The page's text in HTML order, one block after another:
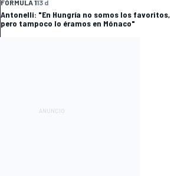
FÓRMULA 113 d
Antonelli: "En Hungría no somos los favoritos,
pero tampoco lo éramos en Mónaco"